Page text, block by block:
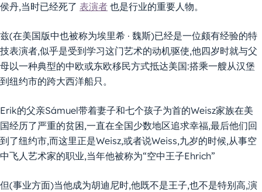
侯丹,当时已经死了 表演者 也是行业的重要人物。
兹(在美国版中也被称为埃里希 · 魏斯)已经是一位颇有经验的特
技表演者,似乎是受到学习这门艺术的动机驱使,他四岁时就与父
母以一种典型的中欧或东欧移民方式抵达美国:搭乘一艘从汉堡
到纽约市的跨大西洋船只。
Erik的父亲Sámuel带着妻子和七个孩子为首的Weisz家族在美
国经历了严重的贫困,一直在全国少数地区追求幸福,最后他们回
到了纽约市,而这里正是Weisz,或者说Weiss,九岁的时候,从事空
中飞人艺术家的职业,当年他被称为“空中王子Ehrich”
但(事业方面)当他成为胡迪尼时,他既不是王子,也不是特别高,演